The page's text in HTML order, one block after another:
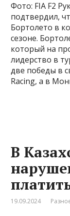
Фото: FIA F2
подтвердил,
Бортолето в
сезоне.
который на
лидерство в
две победы в
Racing, а в
В
19.09.2024